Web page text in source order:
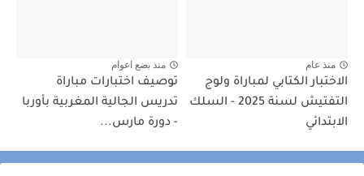
منذ عام
الاختبار الكتابي لمباراة ولوج
التفتيش لسنة 2025 - السلك
الابتدائي
منذ بضع اعوام
توصيف اختبارات مباراة
تدريس الجالية المغربية بأوربا
- دورة مارس...